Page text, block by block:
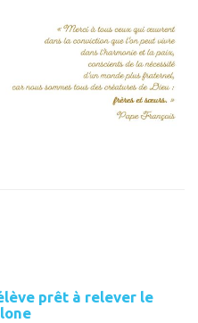
prêt à relever le